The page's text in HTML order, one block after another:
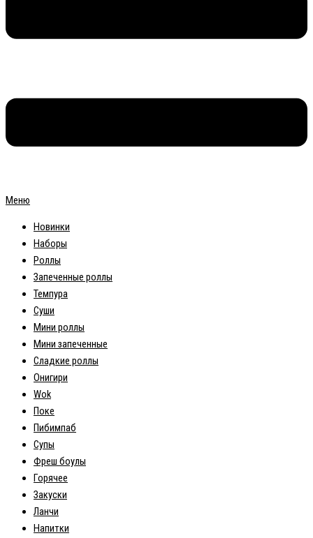
Меню
Новинки
Наборы
Роллы
Запеченные роллы
Темпура
Суши
Мини роллы
Мини запеченные
Сладкие роллы
Онигири
Wok
Поке
Пибимпаб
Супы
Фреш боулы
Горячее
Закуски
Ланчи
Напитки